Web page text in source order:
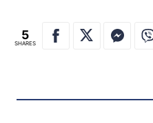
5
SHARES